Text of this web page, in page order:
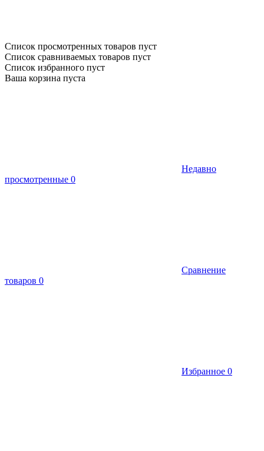
Список просмотренных товаров пуст
Список сравниваемых товаров пуст
Список избранного пуст
Ваша корзина пуста
Недавно
просмотренные 0
Сравнение
товаров 0
Избранное 0